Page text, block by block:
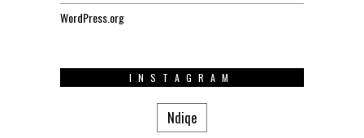
WordPress.org
INSTAGRAM
Ndiqe